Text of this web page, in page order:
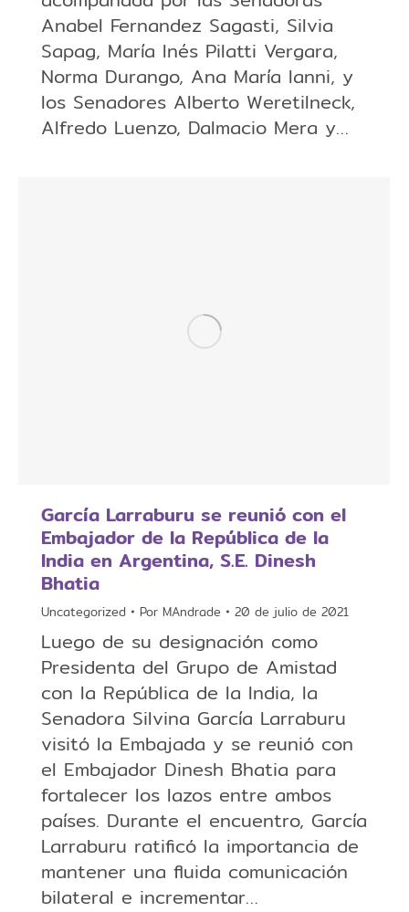
Anabel Fernandez Sagasti, Silvia
Sapag, María Inés Pilatti Vergara,
Norma Durango, Ana María Ianni, y
los Senadores Alberto Weretilneck,
Alfredo Luenzo, Dalmacio Mera y…
García Larraburu se reunió con el
Embajador de la República de la
India en Argentina, S.E. Dinesh
Bhatia
Uncategorized Por MAndrade 20 de julio de 2021
Luego de su designación como
Presidenta del Grupo de Amistad
con la República de la India, la
Senadora Silvina García Larraburu
visitó la Embajada y se reunió con
el Embajador Dinesh Bhatia para
fortalecer los lazos entre ambos
países. Durante el encuentro, García
Larraburu ratificó la importancia de
mantener una fluida comunicación
bilateral e incrementar…